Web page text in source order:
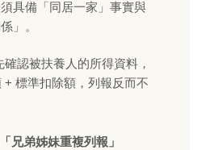
具備「同居一家」事實與
」。
確認被扶養人的所得資料，
+ 標準扣除額，列報反而不
兄弟姊妹重複列報」